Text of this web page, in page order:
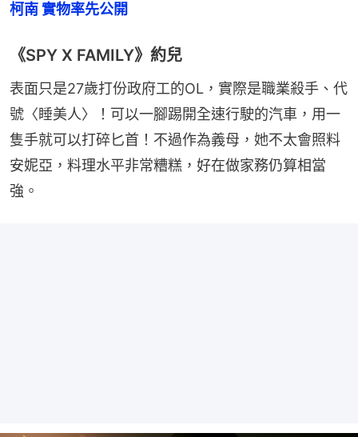
柯南 實物率先公開
《SPY X FAMILY》約兒
表面只是27歲打份政府工的OL，實際是職業殺手、代
號〈睡美人〉！可以一腳踢開全速行駛的汽車，用一
隻手就可以打碎匕首！不過作為義母，她不太會照料
安妮亞，料理水平非常糟糕，好在做家務仍算相當
強。